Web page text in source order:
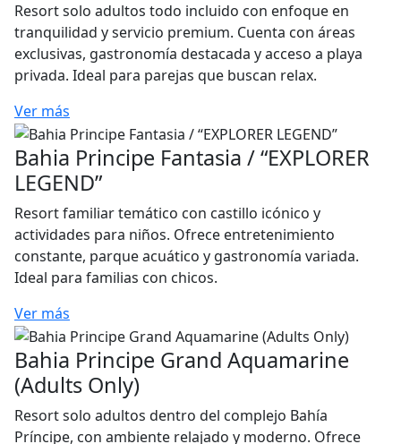
Resort solo adultos todo incluido con enfoque en
tranquilidad y servicio premium. Cuenta con áreas
exclusivas, gastronomía destacada y acceso a playa
privada. Ideal para parejas que buscan relax.
Ver más
Bahia Principe Fantasia / “EXPLORER
LEGEND”
Resort familiar temático con castillo icónico y
actividades para niños. Ofrece entretenimiento
constante, parque acuático y gastronomía variada.
Ideal para familias con chicos.
Ver más
Bahia Principe Grand Aquamarine
(Adults Only)
Resort solo adultos dentro del complejo Bahía
Príncipe, con ambiente relajado y moderno. Ofrece